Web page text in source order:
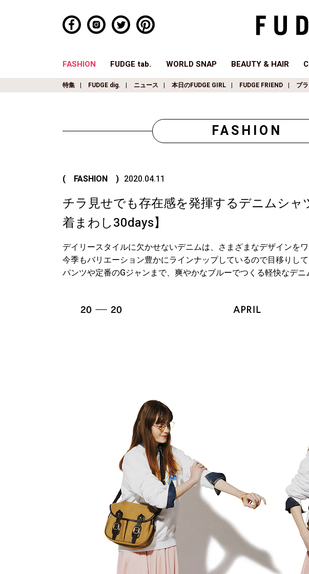
FASHION FUDGE tab. WORLD SNAP BEAUTY & HAIR
特集 FUDGE dig. ニュース 本日のFUDGE GIRL FUDGE FRIEND ブ
FASHION
( FASHION ) 2020.04.11
チラ見せでも存在感を発揮するデニムシャ
着まわし30days】
デイリースタイルに欠かせないデニムは、さまざまなデザインを
今季もバリエーション豊かにラインナップしているので目移りし
パンツや定番のGジャンまで、爽やかなブルーでつくる軽快なデニ